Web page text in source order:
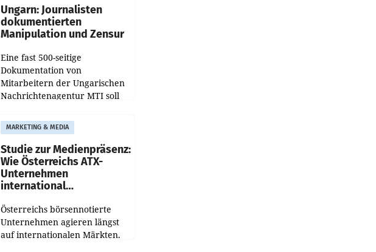
Agentur ihr Leistungsportfolio
Ungarn: Journalisten
dokumentierten
Manipulation und Zensur
Eine fast 500-seitige
Dokumentation von
Mitarbeitern der Ungarischen
Nachrichtenagentur MTI soll
Manipulation und Zensur bei
der Agentur während der Zeit
MARKETING & MEDIA
Studie zur Medienpräsenz:
Wie Österreichs ATX-
Unternehmen
international
Österreichs börsennotierte
Unternehmen agieren längst
auf internationalen Märkten.